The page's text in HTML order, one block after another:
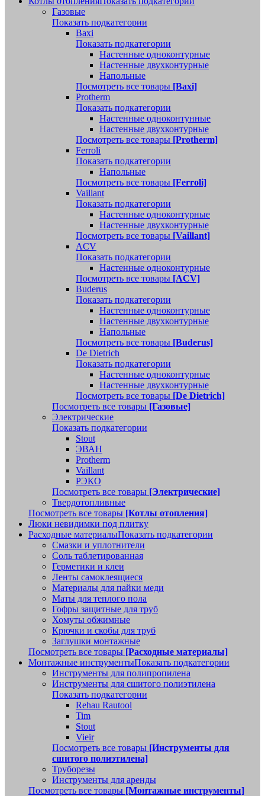
Газовые
Показать подкатегории
Baxi
Показать подкатегории
Настенные одноконтурные
Настенные двухконтурные
Напольные
Посмотреть все товары [Baxi]
Protherm
Показать подкатегории
Настенные одноконтунные
Настенные двухконтурные
Посмотреть все товары [Protherm]
Ferroli
Показать подкатегории
Напольные
Посмотреть все товары [Ferroli]
Vaillant
Показать подкатегории
Настенные одноконтурные
Настенные двухконтурные
Посмотреть все товары [Vaillant]
ACV
Показать подкатегории
Настенные одноконтурные
Посмотреть все товары [ACV]
Buderus
Показать подкатегории
Настенные одноконтурные
Настенные двухконтурные
Напольные
Посмотреть все товары [Buderus]
De Dietrich
Показать подкатегории
Настенные одноконтурные
Настенные двухконтурные
Посмотреть все товары [De Dietrich]
Посмотреть все товары [Газовые]
Электрические
Показать подкатегории
Stout
ЭВАН
Protherm
Vaillant
РЭКО
Посмотреть все товары [Электрические]
Твердотопливные
Посмотреть все товары [Котлы отопления]
Люки невидимки под плитку
Расходные материалыПоказать подкатегории
Смазки и уплотнители
Соль таблетированная
Герметики и клеи
Ленты самоклеящиеся
Материалы для пайки меди
Маты для теплого пола
Гофры защитные для труб
Хомуты обжимные
Крючки и скобы для труб
Заглушки монтажные
Посмотреть все товары [Расходные материалы]
Монтажные инструментыПоказать подкатегории
Инструменты для полипропилена
Инструменты для сшитого полиэтилена
Показать подкатегории
Rehau Rautool
Tim
Stout
Vieir
Посмотреть все товары [Инструменты для
сшитого полиэтилена]
Труборезы
Инструменты для аренды
Посмотреть все товары [Монтажные инструменты]